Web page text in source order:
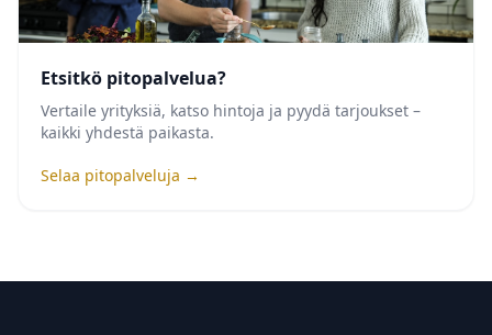
Etsitkö pitopalvelua?
Vertaile yrityksiä, katso hintoja ja pyydä tarjoukset –
kaikki yhdestä paikasta.
Selaa pitopalveluja →